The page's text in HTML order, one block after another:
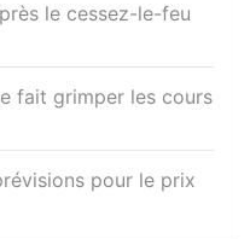
le cessez-le-feu
fait grimper les cours
pour le prix